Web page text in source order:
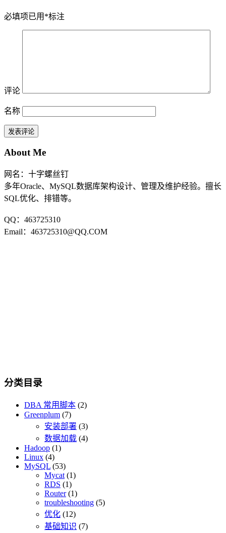
必填项已用 *标注
评论
名称
About Me
网名：十字螺丝钉
多年Oracle、MySQL数据库架构设计、管理及维护经验。擅长
SQL优化、排错等。
QQ：463725310
Email：463725310@QQ.COM
分类目录
DBA 常用脚本 (2)
Greenplum (7)
安装部署 (3)
数据加载 (4)
Hadoop (1)
Linux (4)
MySQL (53)
Mycat (1)
RDS (1)
Router(1)
troubleshooting (5)
优化 (12)
基础知识 (7)